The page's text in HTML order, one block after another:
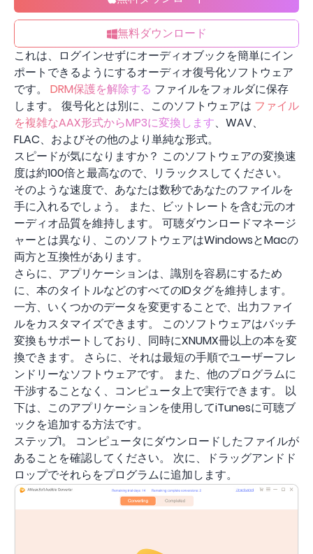
無料ダウンロード
これは、ログインせずにオーディオブックを簡単にイン
ポートできるようにするオーディオ復号化ソフトウェア
です。 DRM保護を解除する ファイルをフォルダに保存
します。 復号化とは別に、このソフトウェアは ファイル
を複雑なAAX形式からMP3に変換します、WAV、
FLAC、およびその他のより単純な形式。
スピードが気になりますか？ このソフトウェアの変換速
度は約100倍と最高なので、リラックスしてください。
そのような速度で、あなたは数秒であなたのファイルを
手に入れるでしょう。 また、ビットレートを含む元のオ
ーディオ品質を維持します。 可聴ダウンロードマネージ
ャーとは異なり、このソフトウェアはWindowsとMacの
両方と互換性があります。
さらに、アプリケーションは、識別を容易にするため
に、本のタイトルなどのすべてのIDタグを維持します。
一方、いくつかのデータを変更することで、出力ファイ
ルをカスタマイズできます。 このソフトウェアはバッチ
変換もサポートしており、同時にXNUMX冊以上の本を変
換できます。 さらに、それは最短の手順でユーザーフレ
ンドリーなソフトウェアです。 また、他のプログラムに
干渉することなく、コンピュータ上で実行できます。 以
下は、このアプリケーションを使用してiTunesに可聴ブ
ックを追加する方法です。
ステップ1。 コンピュータにダウンロードしたファイルが
あることを確認してください。 次に、ドラッグアンドド
ロップでそれらをプログラムに追加します。